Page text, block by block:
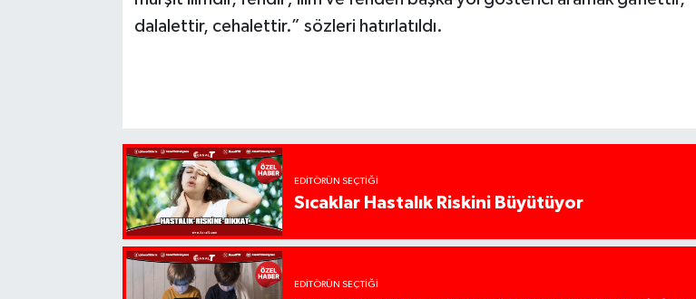
dalalettir, cehalettir.” sözleri hatırlatıldı.
EDITÖRÜN SEÇTIĞI
Sıcaklar Hastalık Riskini Büyütüyor
EDITÖRÜN SEÇTIĞI